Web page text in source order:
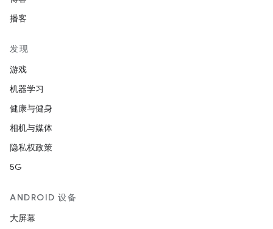
播客
发现
游戏
机器学习
健康与健身
相机与媒体
隐私权政策
5G
ANDROID 设备
大屏幕